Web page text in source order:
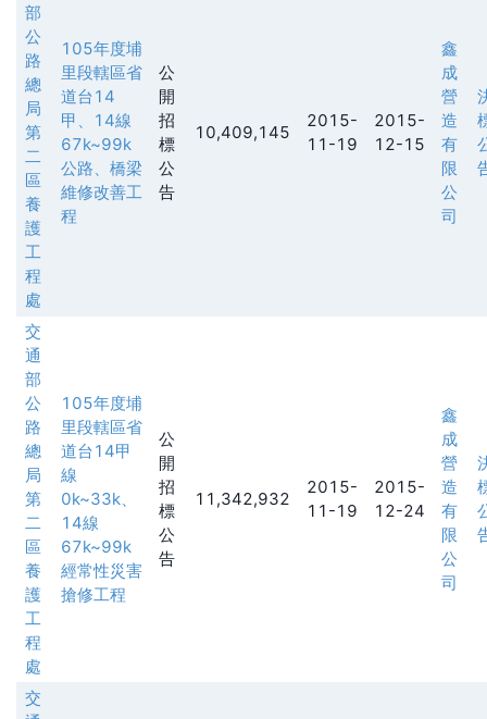
部
公
路
總
局
第
二
區
養
護
工
程
處
105年度埔
里段轄區省
道台14
甲、14線
67k~99k
公路、橋梁
維修改善工
程
公
開
招
標
公
告
10,409,145
2015-
11-19
2015-
12-15
鑫
成
營
造
有
限
公
司
交
通
部
公
路
總
局
第
二
區
養
護
工
程
處
105年度埔
里段轄區省
道台14甲
線
0k~33k、
14線
67k~99k
經常性災害
搶修工程
公
開
招
標
公
告
11,342,932
2015-
11-19
2015-
12-24
鑫
成
營
造
有
限
公
司
交